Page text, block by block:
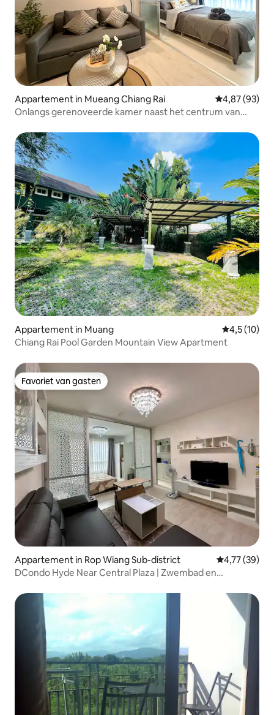
Appartement in Mueang Chiang Rai Gemiddelde
4,87 (93)
Onlangs gerenoveerde kamer naast het centrum van
Appartement in Muang
4,5 (10)
Chiang Rai Pool Garden Mountain View Apartment
Favoriet van gasten
Favoriet van gasten
Appartement in Rop Wiang Sub-district Gemiddelde
4,77 (39)
DCondo Hyde Near Central Plaza | Zwembad en